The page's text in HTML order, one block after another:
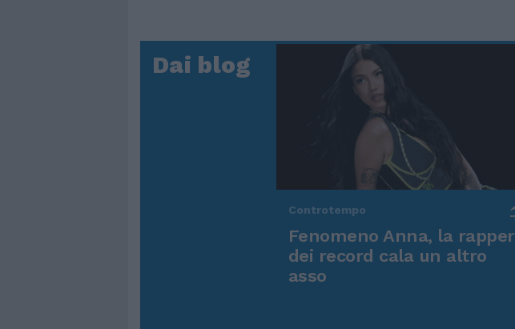
Dai blog
Controtempo
Fenomeno Anna, la rapper
dei record cala un altro
asso